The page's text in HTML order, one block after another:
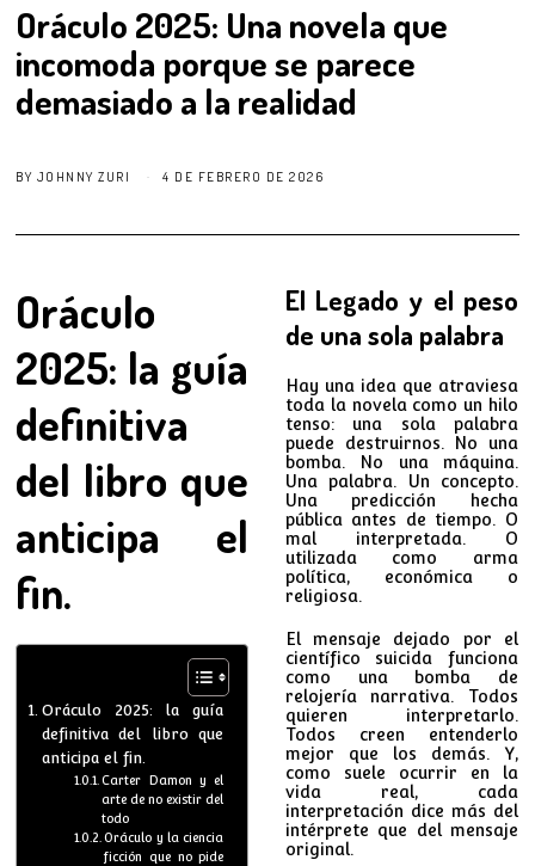
Oráculo 2025: Una novela que
incomoda porque se parece
demasiado a la realidad
BY JOHNNY ZURI 4 DE FEBRERO DE 2026
Oráculo
2025: la guía
definitiva
del libro que
anticipa el
fin.
Oráculo 2025: la guía
definitiva del libro que
anticipa el fin.
Carter Damon y el
arte de no existir del
todo
Oráculo y la ciencia
ficción que no pide
El Legado y el peso
de una sola palabra
Hay una idea que atraviesa
toda la novela como un hilo
tenso: una sola palabra
puede destruirnos. No una
bomba. No una máquina.
Una palabra. Un concepto.
Una predicción hecha
pública antes de tiempo. O
mal interpretada. O
utilizada como arma
política, económica o
religiosa.
El mensaje dejado por el
científico suicida funciona
como una bomba de
relojería narrativa. Todos
quieren interpretarlo.
Todos creen entenderlo
mejor que los demás. Y,
como suele ocurrir en la
vida real, cada
interpretación dice más del
intérprete que del mensaje
original.